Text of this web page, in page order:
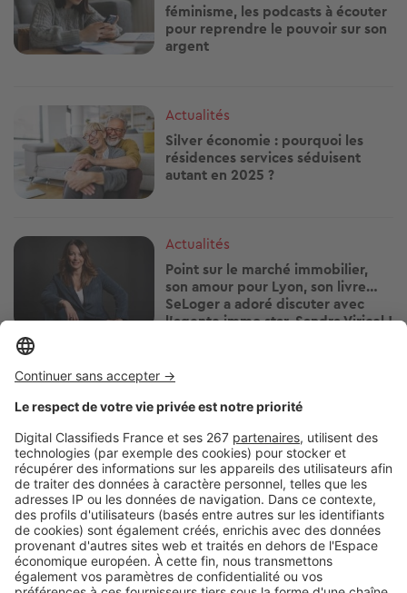
féminisme, les podcasts à écouter
pour reprendre le pouvoir sur son
argent
Actualités
Silver économie : pourquoi les
résidences services séduisent
autant en 2025 ?
Image
Actualités
Point sur le marché immobilier,
son amour pour Lyon, son livre…
SeLoger a adoré discuter avec
l’agente immo star, Sandra Viricel !
Image
Une minute pour découvrir
Montpellier avec la créatrice de
contenus Justinaccessible
Image
Actualités
Votre logement et vous : chaque
nouvelle étape de votre vie
commence par SeLoger